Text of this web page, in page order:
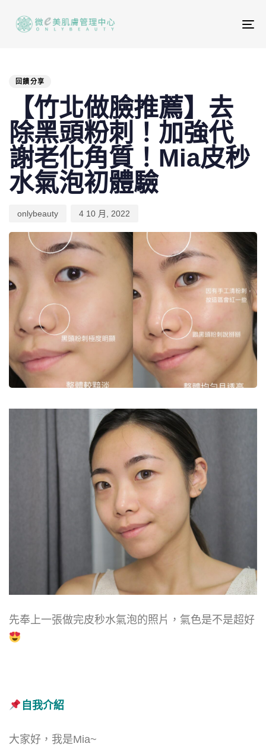
回饋分享
【竹北做臉推薦】去
除黑頭粉刺！加強代
謝老化角質！Mia皮秒
水氣泡初體驗
onlybeauty 4 10 月, 2022
先奉上一張做完皮秒水氣泡的照片，氣色是不是超好
自我介紹
大家好，我是Mia~